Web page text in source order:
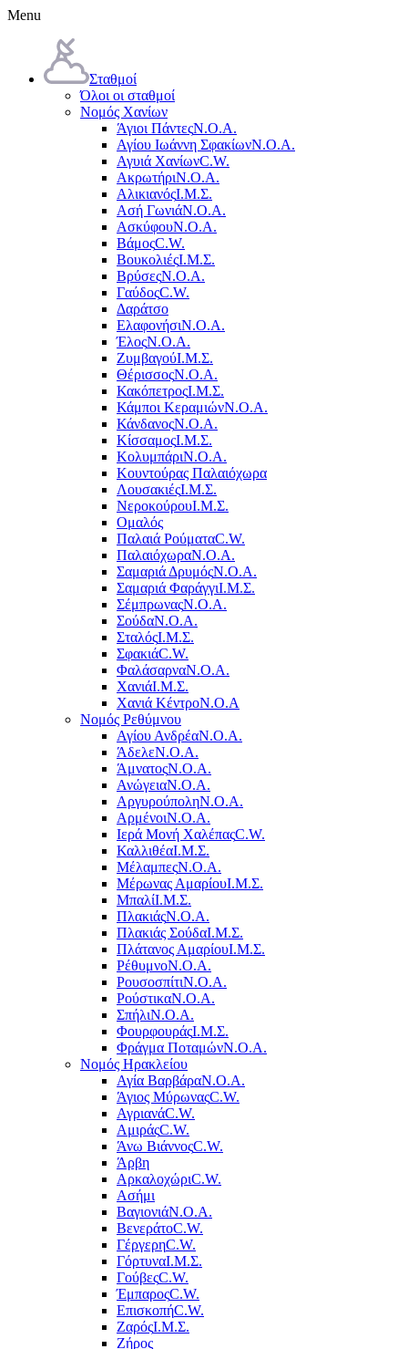
Menu
Σταθμοί
Όλοι οι σταθμοί
Νομός Χανίων
Άγιοι ΠάντεςΝ.Ο.Α.
Αγίου Ιωάννη ΣφακίωνΝ.Ο.Α.
Αγυιά ΧανίωνC.W.
ΑκρωτήριΝ.Ο.Α.
ΑλικιανόςΙ.Μ.Σ.
Ασή ΓωνιάΝ.Ο.Α.
ΑσκύφουΝ.Ο.Α.
ΒάμοςC.W.
ΒουκολιέςΙ.Μ.Σ.
ΒρύσεςΝ.Ο.Α.
ΓαύδοςC.W.
Δαράτσο
ΕλαφονήσιΝ.Ο.Α.
ΈλοςΝ.Ο.Α.
ΖυμβαγούΙ.Μ.Σ.
ΘέρισσοςΝ.Ο.Α.
ΚακόπετροςΙ.Μ.Σ.
Κάμποι ΚεραμιώνΝ.Ο.Α.
ΚάνδανοςΝ.Ο.Α.
ΚίσσαμοςΙ.Μ.Σ.
ΚολυμπάριΝ.Ο.Α.
Κουντούρας Παλαιόχωρα
ΛουσακιέςΙ.Μ.Σ.
ΝεροκούρουΙ.Μ.Σ.
Ομαλός
Παλαιά ΡούματαC.W.
ΠαλαιόχωραΝ.Ο.Α.
Σαμαριά ΔρυμόςΝ.Ο.Α.
Σαμαριά ΦαράγγιΙ.Μ.Σ.
ΣέμπρωναςΝ.Ο.Α.
ΣούδαΝ.Ο.Α.
ΣταλόςΙ.Μ.Σ.
ΣφακιάC.W.
ΦαλάσαρναΝ.Ο.Α.
ΧανιάΙ.Μ.Σ.
Χανιά ΚέντροN.O.A
Νομός Ρεθύμνου
Αγίου ΑνδρέαΝ.Ο.Α.
ΆδελεΝ.Ο.Α.
ΆμνατοςΝ.Ο.Α.
ΑνώγειαΝ.Ο.Α.
ΑργυρούποληΝ.Ο.Α.
ΑρμένοιΝ.Ο.Α.
Ιερά Μονή ΧαλέπαςC.W.
ΚαλλιθέαΙ.Μ.Σ.
ΜέλαμπεςΝ.Ο.Α.
Μέρωνας ΑμαρίουΙ.Μ.Σ.
ΜπαλίΙ.Μ.Σ.
ΠλακιάςΝ.Ο.Α.
Πλακιάς ΣούδαΙ.Μ.Σ.
Πλάτανος ΑμαρίουΙ.Μ.Σ.
ΡέθυμνοΝ.Ο.Α.
ΡουσοσπίτιΝ.Ο.Α.
ΡούστικαΝ.Ο.Α.
ΣπήλιΝ.Ο.Α.
ΦουρφουράςΙ.Μ.Σ.
Φράγμα ΠοταμώνΝ.Ο.Α.
Νομός Ηρακλείου
Αγία ΒαρβάραΝ.Ο.Α.
Άγιος ΜύρωναςC.W.
ΑγριανάC.W.
ΑμιράςC.W.
Άνω ΒιάννοςC.W.
Άρβη
ΑρκαλοχώριC.W.
Ασήμι
ΒαγιονιάΝ.Ο.Α.
ΒενεράτοC.W.
ΓέργερηC.W.
ΓόρτυναΙ.Μ.Σ.
ΓούβεςC.W.
ΈμπαροςC.W.
ΕπισκοπήC.W.
ΖαρόςΙ.Μ.Σ.
Ζήρος